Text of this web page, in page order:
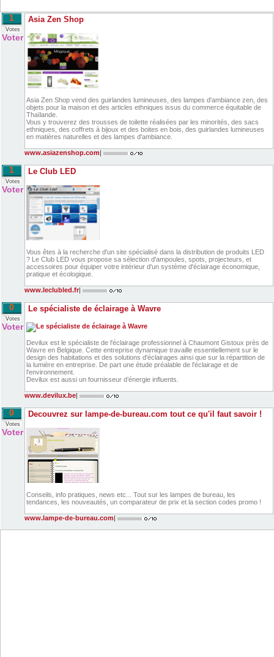
1
Votes
Voter
Asia Zen Shop
Asia Zen Shop vend des guirlandes lumineuses, des lampes d'ambiance zen, des
objets pour la maison et des articles ethniques issus du commerce équitable de
Thaïlande.
Vous y trouverez des trousses de toilette réalisées par les minorités, des sacs
ethniques, des coffrets à bijoux et des boites en bois, des guirlandes lumineuses
en matières naturelles et des lampes d'ambiance.
www.asiazenshop.com|
1
Votes
Voter
Le Club LED
Vous êtes à la recherche d'un site spécialisé dans la distribution de produits LED
? Le Club LED vous propose sa sélection d'ampoules, spots, projecteurs, et
accessoires pour équiper votre intérieur d'un système d'éclairage économique,
pratique et écologique.
www.leclubled.fr|
0
Votes
Voter
Le spécialiste de éclairage à Wavre
Devilux est le spécialiste de l'éclairage professionnel à Chaumont Gistoux près de
Wavre en Belgique. Cette entreprise dynamique travaille essentiellement sur le
design des habitations et des solutions d'éclairages ainsi que sur la répartition de
la lumière en entreprise. De part une étude préalable de l'éclairage et de
l'environnement.
Devilux est aussi un fournisseur d’énergie influents.
www.devilux.be|
0
Votes
Voter
Decouvrez sur lampe-de-bureau.com tout ce qu'il faut savoir !
Conseils, info pratiques, news etc... Tout sur les lampes de bureau, les
tendances, les nouveautés, un comparateur de prix et la section codes promo !
www.lampe-de-bureau.com|